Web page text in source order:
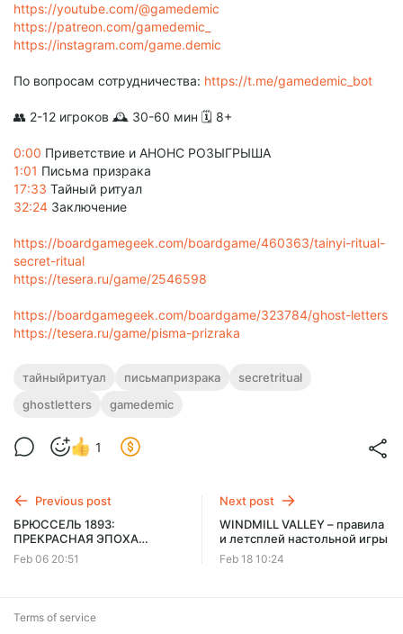
https://youtube.com/@gamedemic
https://patreon.com/gamedemic_
https://instagram.com/game.demic
По вопросам сотрудничества: https://t.me/gamedemic_bot
👥 2-12 игроков 🕰 30-60 мин 🗓️ 8+
0:00 Приветствие и АНОНС РОЗЫГРЫША
1:01 Письма призрака
17:33 Тайный ритуал
32:24 Заключение
https://boardgamegeek.com/boardgame/460363/tainyi-ritual-
secret-ritual
https://tesera.ru/game/2546598
https://boardgamegeek.com/boardgame/323784/ghost-letters
https://tesera.ru/game/pisma-prizraka
тайныйритуал письмапризрака
secretritual
ghostletters
gamedemic
1
Previous post
БРЮССЕЛЬ 1893:
ПРЕКРАСНАЯ ЭПОХА
(BRUXELLES 1893: BELLE
ÉPOQUE) с дополнением –
Feb 06 20:51
Next post
WINDMILL VALLEY – правила
и летсплей настольной игры
Feb 18 10:24
Terms of service